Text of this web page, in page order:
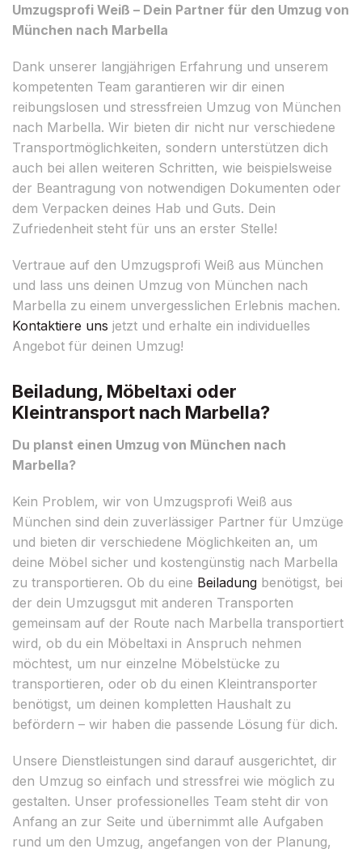
Umzugsprofi Weiß – Dein Partner für den Umzug von
München nach Marbella
Dank unserer langjährigen Erfahrung und unserem
kompetenten Team garantieren wir dir einen
reibungslosen und stressfreien Umzug von München
nach Marbella. Wir bieten dir nicht nur verschiedene
Transportmöglichkeiten, sondern unterstützen dich
auch bei allen weiteren Schritten, wie beispielsweise
der Beantragung von notwendigen Dokumenten oder
dem Verpacken deines Hab und Guts. Dein
Zufriedenheit steht für uns an erster Stelle!
Vertraue auf den Umzugsprofi Weiß aus München
und lass uns deinen Umzug von München nach
Marbella zu einem unvergesslichen Erlebnis machen.
Kontaktiere uns jetzt und erhalte ein individuelles
Angebot für deinen Umzug!
Beiladung, Möbeltaxi oder
Kleintransport nach Marbella?
Du planst einen Umzug von München nach
Marbella?
Kein Problem, wir von Umzugsprofi Weiß aus
München sind dein zuverlässiger Partner für Umzüge
und bieten dir verschiedene Möglichkeiten an, um
deine Möbel sicher und kostengünstig nach Marbella
zu transportieren. Ob du eine Beiladung benötigst, bei
der dein Umzugsgut mit anderen Transporten
gemeinsam auf der Route nach Marbella transportiert
wird, ob du ein Möbeltaxi in Anspruch nehmen
möchtest, um nur einzelne Möbelstücke zu
transportieren, oder ob du einen Kleintransporter
benötigst, um deinen kompletten Haushalt zu
befördern – wir haben die passende Lösung für dich.
Unsere Dienstleistungen sind darauf ausgerichtet, dir
den Umzug so einfach und stressfrei wie möglich zu
gestalten. Unser professionelles Team steht dir von
Anfang an zur Seite und übernimmt alle Aufgaben
rund um den Umzug, angefangen von der Planung,